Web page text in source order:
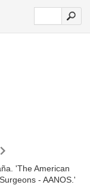
'The American
- AANOS.'